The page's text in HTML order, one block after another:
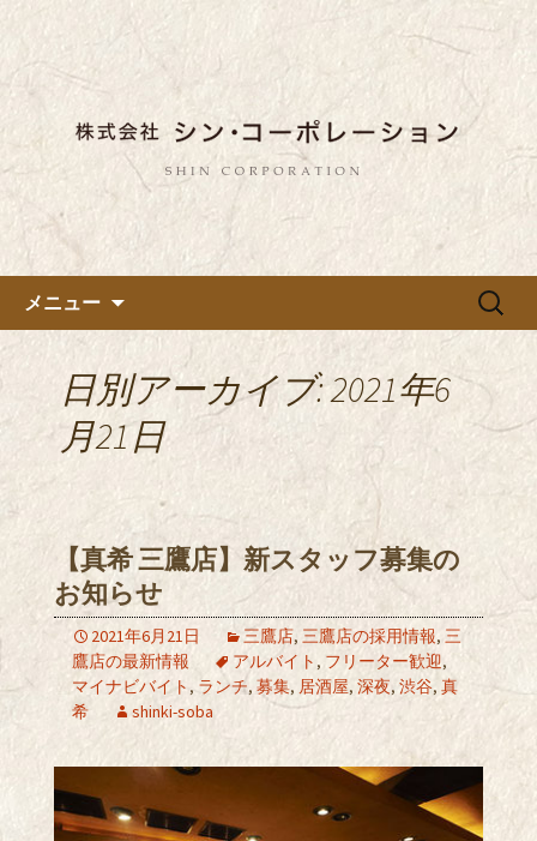
都内に5店舗展開している蕎麦
のお店「真希（しんき）」を運
営する「株式会社シン・コーポ
レーション」のブログ
東京都内に5店舗ある美味しい蕎麦のお
店「真希（しんき）」と運営の「株式
会社シン・コーポレーション」の新着
情報はこちら。店舗によって24時間営
業、宴会なども承っております。季節
のメニューも豊富にご用意。
メニュー
検
日別アーカイブ: 2021年6
月21日
【真希 三鷹店】新スタッフ募集の
お知らせ
2021年6月21日 三鷹店, 三鷹店の採用情報, 三
鷹店の最新情報
アルバイト , フリーター歓迎,
マイナビバイト , ランチ, 募集, 居酒屋, 深夜, 渋谷, 真
希
shinki-soba